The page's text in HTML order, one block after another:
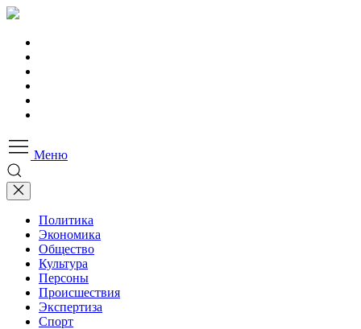
Меню
Политика
Экономика
Общество
Культура
Персоны
Происшествия
Экспертиза
Спорт